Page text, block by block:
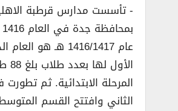
­- تأسست مدارس قرطبة
عام 1416/1417 هـ هو
المرحلة الابتدائية. ثم
الثاني وافتتح القسم